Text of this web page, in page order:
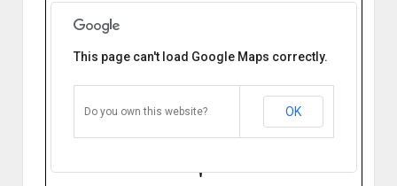
C. Paz Buenos Aires
Guillermo miller y San Blas. José C.
Paz, Buenos Aires, Argentina
This page can't load Google Maps correctly.
Do you own this website? OK